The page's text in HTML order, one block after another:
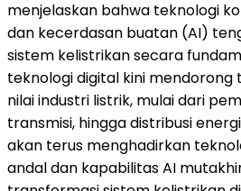
menjelaskan bahwa teknologi
dan kecerdasan buatan (AI)
sistem kelistrikan secara
teknologi digital kini
nilai industri listrik, mulai dari
transmisi, hingga distribusi
akan terus menghadirkan
andal dan kapabilitas AI